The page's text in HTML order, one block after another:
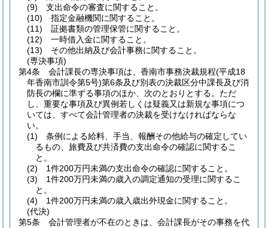
(9)
支出命令の審査に関すること。
(10)
指定金融機関に関すること。
(11)
証拠書類の管理保管に関すること。
(12)
一時借入金に関すること。
(13)
その他出納及び会計事務に関すること。
(専決事項)
第4条
会計課長の専決事項は、香南市事務決裁規程(平成18
年香南市訓令第5号)第6条及び別表の決裁区分中課長及び消
防長の欄に準ずる事項のほか、次のとおりとする。 ただ
し、重要な事項及び異例若しくは疑義又は新規な事項につ
いては、すべて会計管理者の決裁を受けなければならな
い。
(1)
条例による給料、手当、報酬その他給与の確定してい
るもの、旅費及び共済費の支出命令の確認に関するこ
と。
(2)
1件200万円未満の支出命令の確認に関すること。
(3)
1件200万円未満の歳入の調定通知の受理に関するこ
と。
(4)
1件200万円未満の歳入歳出外現金に関すること。
(代決)
第5条
会計管理者が不在のときは、会計課長がその事務を代